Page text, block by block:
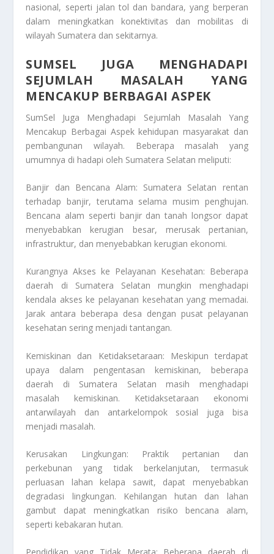
nasional, seperti jalan tol dan bandara, yang berperan
dalam meningkatkan konektivitas dan mobilitas di
wilayah Sumatera dan sekitarnya.
SUMSEL JUGA MENGHADAPI
SEJUMLAH MASALAH YANG
MENCAKUP BERBAGAI ASPEK
SumSel Juga Menghadapi Sejumlah Masalah Yang
Mencakup Berbagai Aspekkehidupan masyarakat dan
pembangunan wilayah. Beberapa masalah yang
umumnya di hadapi oleh Sumatera Selatan meliputi:
Banjir dan Bencana Alam: Sumatera Selatan rentan
terhadap banjir, terutama selama musim penghujan.
Bencana alam seperti banjir dan tanah longsor dapat
menyebabkan kerugian besar, merusak pertanian,
infrastruktur, dan menyebabkan kerugian ekonomi.
Kurangnya Akses ke Pelayanan Kesehatan: Beberapa
daerah di Sumatera Selatan mungkin menghadapi
kendala akses ke pelayanan kesehatan yang memadai.
Jarak antara beberapa desa dengan pusat pelayanan
kesehatan sering menjadi tantangan.
Kemiskinan dan Ketidaksetaraan: Meskipun terdapat
upaya dalam pengentasan kemiskinan, beberapa
daerah di Sumatera Selatan masih menghadapi
masalah kemiskinan. Ketidaksetaraan ekonomi
antarwilayah dan antarkelompok sosial juga bisa
menjadi masalah.
Kerusakan Lingkungan: Praktik pertanian dan
perkebunan yang tidak berkelanjutan, termasuk
perluasan lahan kelapa sawit, dapat menyebabkan
degradasi lingkungan. Kehilangan hutan dan lahan
gambut dapat meningkatkan risiko bencana alam,
seperti kebakaran hutan.